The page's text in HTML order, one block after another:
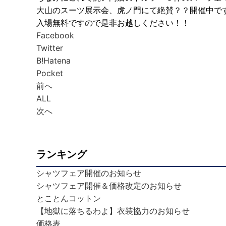
大山のスーツ展示会、虎ノ門にて絶賛？？開催中で
入場無料ですので是非お越しください！！
Facebook
Twitter
B!Hatena
Pocket
前へ
ALL
次へ
ランキング
シャツフェア開催のお知らせ
シャツフェア開催＆価格改定のお知らせ
とことんコットン
【地獄に落ちるわよ】衣装協力のお知らせ
価格表